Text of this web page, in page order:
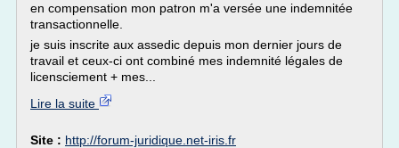
en compensation mon patron m'a versée une indemnitée
transactionnelle.
je suis inscrite aux assedic depuis mon dernier jours de
travail et ceux-ci ont combiné mes indemnité légales de
licensciement + mes...
Lire la suite
Site : http://forum-juridique.net-iris.fr